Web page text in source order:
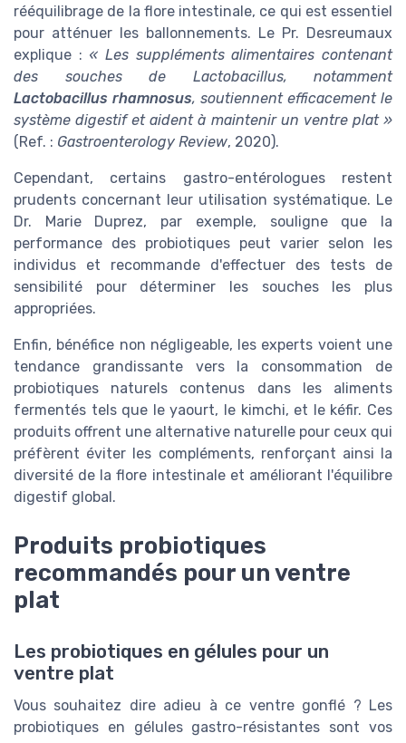
rééquilibrage de la flore intestinale, ce qui est essentiel
pour atténuer les ballonnements. Le Pr. Desreumaux
explique : « Les suppléments alimentaires contenant
des souches de Lactobacillus, notamment
Lactobacillus rhamnosus, soutiennent efficacement le
système digestif et aident à maintenir un ventre plat »
(Ref. : Gastroenterology Review, 2020).
Cependant, certains gastro-entérologues restent
prudents concernant leur utilisation systématique. Le
Dr. Marie Duprez, par exemple, souligne que la
performance des probiotiques peut varier selon les
individus et recommande d'effectuer des tests de
sensibilité pour déterminer les souches les plus
appropriées.
Enfin, bénéfice non négligeable, les experts voient une
tendance grandissante vers la consommation de
probiotiques naturels contenus dans les aliments
fermentés tels que le yaourt, le kimchi, et le kéfir. Ces
produits offrent une alternative naturelle pour ceux qui
préfèrent éviter les compléments, renforçant ainsi la
diversité de la flore intestinale et améliorant l'équilibre
digestif global.
Produits probiotiques
recommandés pour un ventre
plat
Les probiotiques en gélules pour un
ventre plat
Vous souhaitez dire adieu à ce ventre gonflé ? Les
probiotiques en gélules gastro-résistantes sont vos